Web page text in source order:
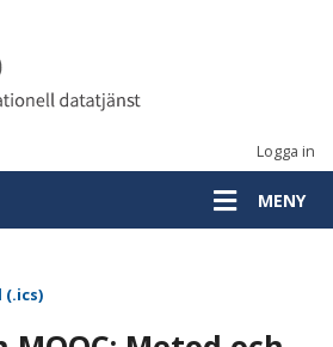
Logga in
MENY
(.ics)